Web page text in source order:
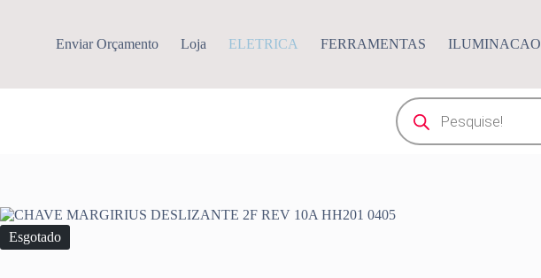
Enviar Orçamento Loja ELETRICA FERRAMENTAS ILUMINACAO
Pesquisar
produtos
Esgotado